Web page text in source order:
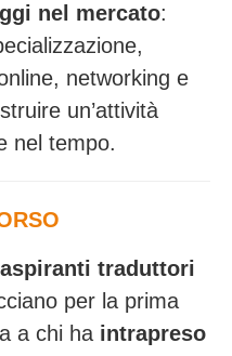
nel mercato:
networking e
un’attività
nel tempo.
aspiranti traduttori
per la prima
a chi ha intrapreso